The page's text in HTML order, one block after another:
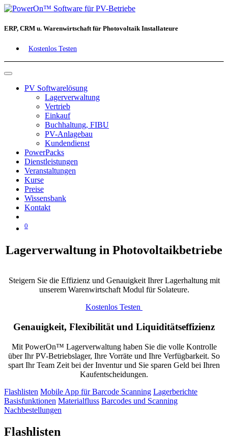
ERP, CRM u. Warenwirtschaft für Photovoltaik Installateure
Kostenlos Testen
PV Softwarelösung
Lagerverwaltung
Vertrieb
Einkauf
Buchhaltung, FIBU
PV-Anlagebau
Kundendienst
PowerPacks
Dienstleistungen
Veranstaltungen
Kurse
Preise
Wissensbank
Kontakt
0
Lagerverwaltung in Photovoltaikbetriebe
Steigern Sie die Effizienz und Genauigkeit Ihrer Lagerhaltung mit
unserem Warenwirtschaft Modul für Solateure.
Kostenlos Testen
Genauigkeit, Flexibilität und Liquiditätseffizienz
Mit PowerOn™ Lagerverwaltung haben Sie die volle Kontrolle
über Ihr PV-Betriebslager, Ihre Vorräte und Ihre Verfügbarkeit. So
spart Ihr Team Zeit bei der Inventur und Sie sparen Geld bei Ihren
Kaufentscheidungen.
Flashlisten Mobile App für Barcode Scanning Lagerberichte
Basisfunktionen Materialfluss Barcodes und Scanning
Nachbestellungen
Flashlisten